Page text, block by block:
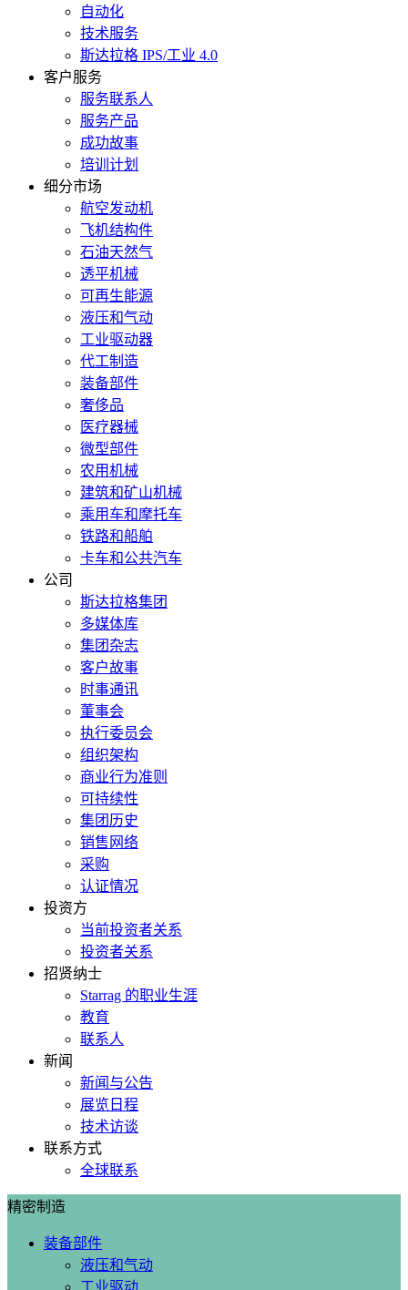
自动化
技术服务
斯达拉格 IPS/工业 4.0
客户服务
服务联系人
服务产品
成功故事
培训计划
细分市场
航空发动机
飞机结构件
石油天然气
透平机械
可再生能源
液压和气动
工业驱动器
代工制造
装备部件
奢侈品
医疗器械
微型部件
农用机械
建筑和矿山机械
乘用车和摩托车
铁路和船舶
卡车和公共汽车
公司
斯达拉格集团
多媒体库
集团杂志
客户故事
时事通讯
董事会
执行委员会
组织架构
商业行为准则
可持续性
集团历史
销售网络
采购
认证情况
投资方
当前投资者关系
投资者关系
招贤纳士
Starrag 的职业生涯
教育
联系人
新闻
新闻与公告
展览日程
技术访谈
联系方式
全球联系
精密制造
装备部件
液压和气动
工业驱动